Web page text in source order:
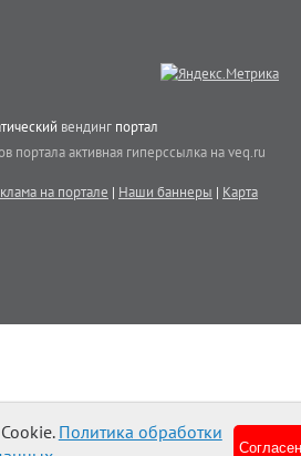
вендинг портал
портала активная гиперссылка на veq.ru
на портале | Наши баннеры | Карта
Политика обработки